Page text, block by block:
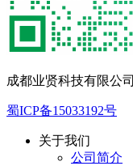
成都业贤科技有限公司
蜀ICP备15033192号
关于我们
公司简介